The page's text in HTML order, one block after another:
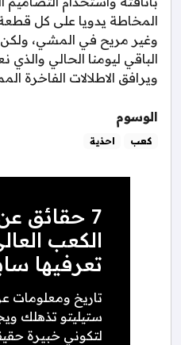
المخاطة يدويا على كل
وغير مريح في المشي، ولكن
الباقي ليومنا الحالي
ويرافق الاطلالات الفاخرة
الوسوم
كعب احذية
7 حقائق
الكعب
تعرفيها
تاريخ ومعلومات
ستيليتو تذهلك
لتكوني خبيرة